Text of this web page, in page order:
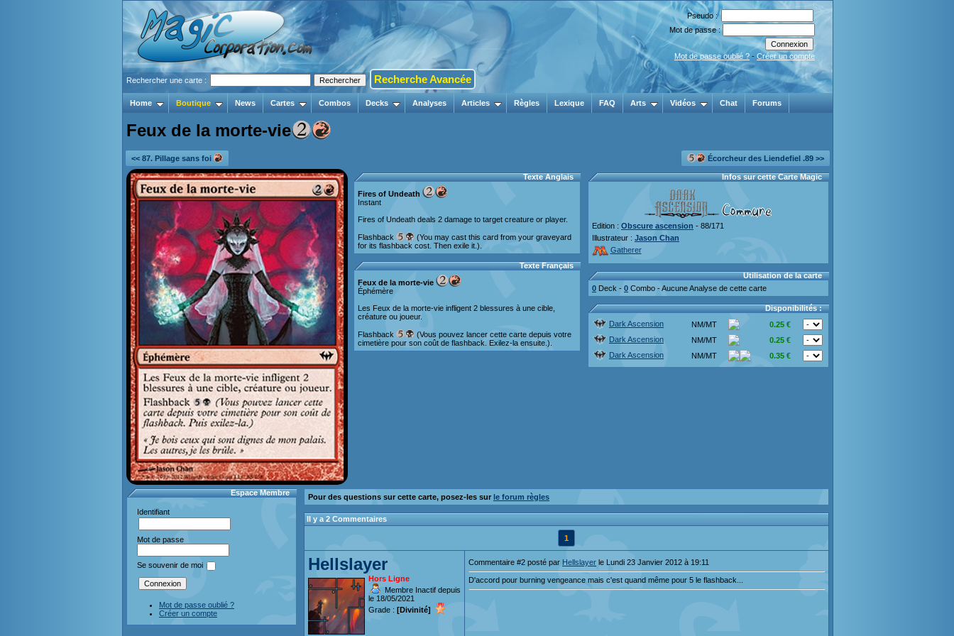
Pseudo :
Mot de passe :
Mot de passe oublié ? - Créer un compte
Rechercher une carte : Recherche Avancée
Home Boutique News Cartes Combos Decks Analyses Articles Règles Lexique FAQ Arts Vidéos Chat Forums
Feux de la morte-vie
<< 87. Pillage sans foi Écorcheur des Liendefiel .89 >>
Texte Anglais
Fires of Undeath
Instant
Fires of Undeath deals 2 damage to target creature or player.
Flashback
(You may cast this card from your graveyard
for its flashback cost. Then exile it.).
Texte Français
Feux de la morte-vie
Éphémère
Les Feux de la morte-vie infligent 2 blessures à une cible,
créature ou joueur.
Flashback
(Vous pouvez lancer cette carte depuis votre
cimetière pour son coût de flashback. Exilez-la ensuite.).
Infos sur cette Carte Magic
Edition : Obscure ascension - 88/171
Illustrateur : Jason Chan
Gatherer
Utilisation de la carte
0 Deck - 0 Combo - Aucune Analyse de cette carte
Disponibilités :
Dark Ascension
NM/MT
0.25 €
Dark Ascension
NM/MT
0.25 €
Dark Ascension
NM/MT 0.35 €
Espace Membre
Identifiant
Mot de passe
Se souvenir de moi
Mot de passe oublié ?
Créer un compte
Pour des questions sur cette carte, posez-les sur le forum règles
Il y a 2 Commentaires
1
Hellslayer
Hors Ligne
Membre Inactif depuis
le 18/05/2021
Grade : [Divinité]
Commentaire #2 posté par Hellslayer le Lundi 23 Janvier 2012 à 19:11
D'accord pour burning vengeance mais c'est quand même pour 5 le flashback...